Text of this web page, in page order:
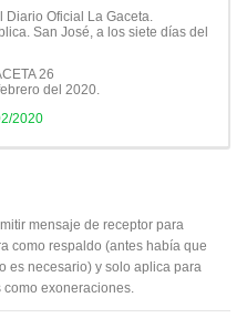
Diario Oficial La Gaceta.
San José, a los siete días del
26
del 2020.
2020
mensaje de receptor para
como respaldo (antes había que
es necesario) y solo aplica para
como exoneraciones.